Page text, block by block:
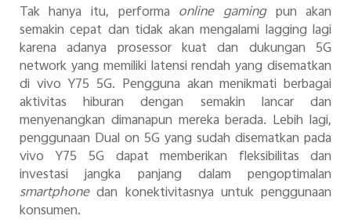
Tak hanya itu, performa online gamingpun akan
semakin cepat dan tidak akanmengalami lagging lagi
karena adanya prosessor kuat dan dukungan 5G
network yang memiliki latensi rendah yang disematkan
di vivo Y75 5G. Pengguna akan menikmati berbagai
aktivitas hiburan dengan semakin lancar dan
menyenangkan dimanapun mereka berada. Lebih lagi,
penggunaan Dual on 5G yang sudah disematkan pada
vivo Y75 5G dapat memberikan fleksibilitas dan
investasi jangka panjang dalam pengoptimalan
smartphonedan konektivitasnya untuk penggunaan
konsumen.